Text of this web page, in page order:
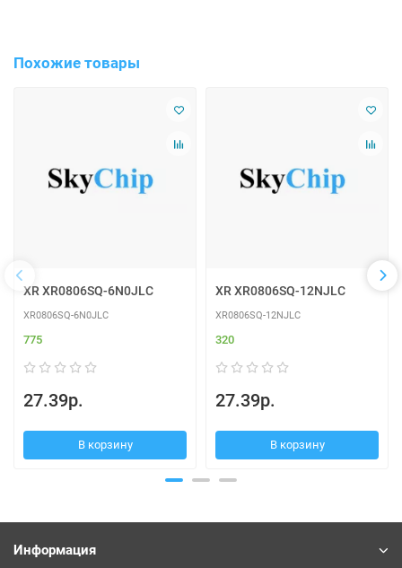
Похожие товары
XR XR0806SQ-6N0JLC
XR0806SQ-6N0JLC
775
27.39р.
В корзину
XR XR0806SQ-12NJLC
XR0806SQ-12NJLC
320
27.39р.
В корзину
Информация